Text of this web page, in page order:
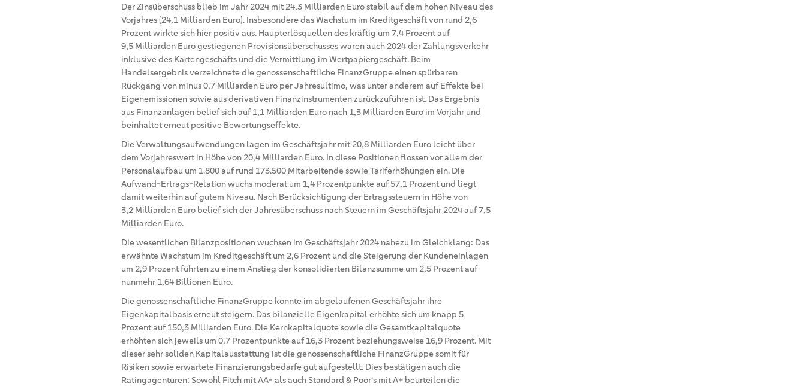
Der Zinsüberschuss blieb im Jahr 2024 mit 24,3 Milliarden Euro stabil auf dem hohen Niveau des
Vorjahres (24,1 Milliarden Euro). Insbesondere das Wachstum im Kreditgeschäft von rund 2,6
Prozent wirkte sich hier positiv aus. Haupterlösquellen des kräftig um 7,4 Prozent auf
9,5 Milliarden Euro gestiegenen Provisionsüberschusses waren auch 2024 der Zahlungsverkehr
inklusive des Kartengeschäfts und die Vermittlung im Wertpapiergeschäft. Beim
Handelsergebnis verzeichnete die genossenschaftliche FinanzGruppe einen spürbaren
Rückgang von minus 0,7 Milliarden Euro per Jahresultimo, was unter anderem auf Effekte bei
Eigenemissionen sowie aus derivativen Finanzinstrumenten zurückzuführen ist. Das Ergebnis
aus Finanzanlagen belief sich auf 1,1 Milliarden Euro nach 1,3 Milliarden Euro im Vorjahr und
beinhaltet erneut positive Bewertungseffekte.
Die Verwaltungsaufwendungen lagen im Geschäftsjahr mit 20,8 Milliarden Euro leicht über
dem Vorjahreswert in Höhe von 20,4 Milliarden Euro. In diese Positionen flossen vor allem der
Personalaufbau um 1.800 auf rund 173.500 Mitarbeitende sowie Tariferhöhungen ein. Die
Aufwand-Ertrags-Relation wuchs moderat um 1,4 Prozentpunkte auf 57,1 Prozent und liegt
damit weiterhin auf gutem Niveau. Nach Berücksichtigung der Ertragssteuern in Höhe von
3,2 Milliarden Euro belief sich der Jahresüberschuss nach Steuern im Geschäftsjahr 2024 auf 7,5
Milliarden Euro.
Die wesentlichen Bilanzpositionen wuchsen im Geschäftsjahr 2024 nahezu im Gleichklang: Das
erwähnte Wachstum im Kreditgeschäft um 2,6 Prozent und die Steigerung der Kundeneinlagen
um 2,9 Prozent führten zu einem Anstieg der konsolidierten Bilanzsumme um 2,5 Prozent auf
nunmehr 1,64 Billionen Euro.
Die genossenschaftliche FinanzGruppe konnte im abgelaufenen Geschäftsjahr ihre
Eigenkapitalbasis erneut steigern. Das bilanzielle Eigenkapital erhöhte sich um knapp 5
Prozent auf 150,3 Milliarden Euro. Die Kernkapitalquote sowie die Gesamtkapitalquote
erhöhten sich jeweils um 0,7 Prozentpunkte auf 16,3 Prozent beziehungsweise 16,9 Prozent. Mit
dieser sehr soliden Kapitalausstattung ist die genossenschaftliche FinanzGruppe somit für
Risiken sowie erwartete Finanzierungsbedarfe gut aufgestellt. Dies bestätigen auch die
Ratingagenturen: Sowohl Fitch mit AA- als auch Standard & Poor‘s mit A+ beurteilen die